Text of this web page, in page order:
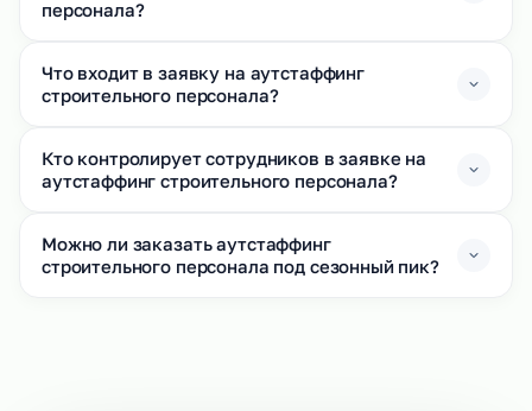
персонала?
Что входит в заявку на аутстаффинг
строительного персонала?
Кто контролирует сотрудников в заявке на
аутстаффинг строительного персонала?
Можно ли заказать аутстаффинг
строительного персонала под сезонный пик?